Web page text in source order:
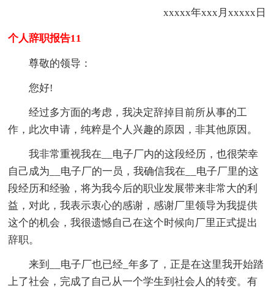
xxxxx年xxx月xxxxx日
个人辞职报告11
尊敬的领导：
您好!
经过多方面的考虑，我决定辞掉目前所从事的工
作，此次申请，纯粹是个人兴趣的原因，非其他原因。
我非常重视我在__电子厂内的这段经历，也很荣幸
自己成为__电子厂的一员，我确信我在__电子厂里的这
段经历和经验，将为我今后的职业发展带来非常大的利
益，对此，我表示衷心的感谢，感谢厂里领导为我提供
这个的机会，我很遗憾自己在这个时候向厂里正式提出
辞职。
来到__电子厂也已经_年多了，正是在这里我开始踏
上了社会，完成了自己从一个学生到社会人的转变。有